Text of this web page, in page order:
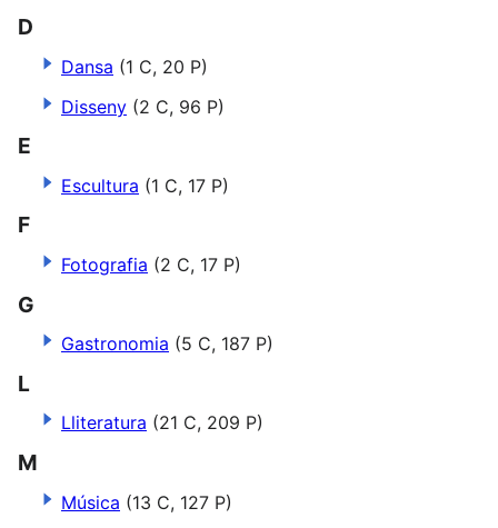
D
Dansa (1 C, 20 P)
Disseny (2 C, 96 P)
E
Escultura (1 C, 17 P)
F
Fotografia (2 C, 17 P)
G
Gastronomia (5 C, 187 P)
L
Lliteratura (21 C, 209 P)
M
Música (13 C, 127 P)